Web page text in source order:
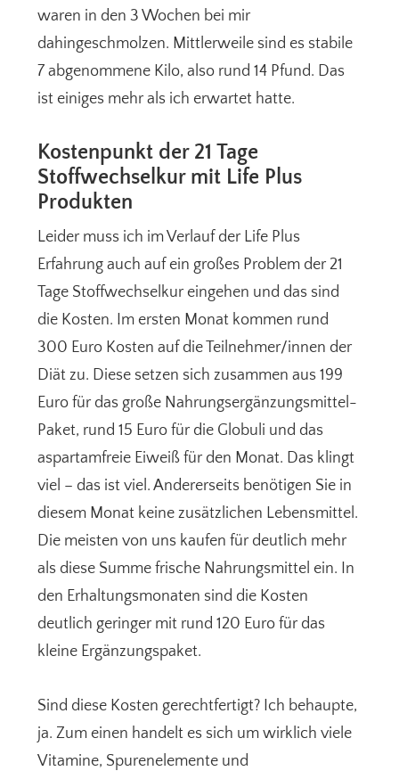
waren in den 3 Wochen bei mir
dahingeschmolzen. Mittlerweile sind es stabile
7 abgenommene Kilo, also rund 14 Pfund. Das
ist einiges mehr als ich erwartet hatte.
Kostenpunkt der 21 Tage
Stoffwechselkur mit Life Plus
Produkten
Leider muss ich im Verlauf der Life Plus
Erfahrung auch auf ein großes Problem der 21
Tage Stoffwechselkur eingehen und das sind
die Kosten. Im ersten Monat kommen rund
300 Euro Kosten auf die Teilnehmer/innen der
Diät zu. Diese setzen sich zusammen aus 199
Euro für das große Nahrungsergänzungsmittel-
Paket, rund 15 Euro für die Globuli und das
aspartamfreie Eiweiß für den Monat. Das klingt
viel – das ist viel. Andererseits benötigen Sie in
diesem Monat keine zusätzlichen Lebensmittel.
Die meisten von uns kaufen für deutlich mehr
als diese Summe frische Nahrungsmittel ein. In
den Erhaltungsmonaten sind die Kosten
deutlich geringer mit rund 120 Euro für das
kleine Ergänzungspaket.
Sind diese Kosten gerechtfertigt? Ich behaupte,
ja. Zum einen handelt es sich um wirklich viele
Vitamine, Spurenelemente und